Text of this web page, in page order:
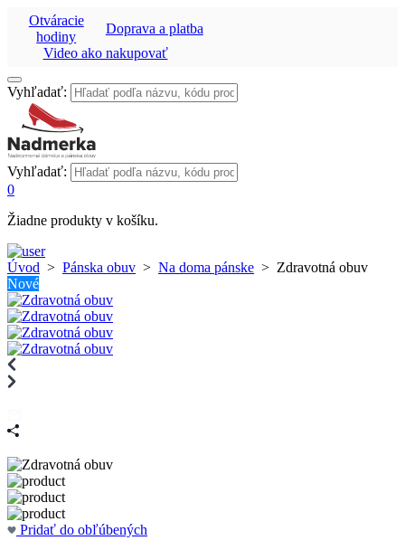
Otváracie
hodiny
Doprava a platba
Video ako nakupovať
Vyhľadať:
Vyhľadať:
0
Žiadne produkty v košíku.
Úvod > Pánska obuv > Na doma pánske > Zdravotná obuv
Nové
Pridať do obľúbených